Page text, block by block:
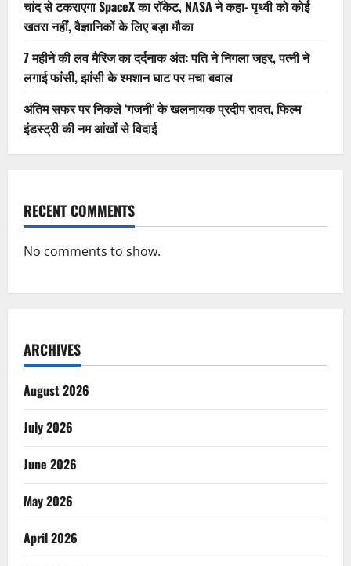
चांद से टकराएगा SpaceX का रॉकेट, NASA ने कहा- पृथ्वी को कोई
खतरा नहीं, वैज्ञानिकों के लिए बड़ा मौका
7 महीने की लव मैरिज का दर्दनाक अंत: पति ने निगला जहर, पत्नी ने
लगाई फांसी, झांसी के श्मशान घाट पर मचा बवाल
अंतिम सफर पर निकले ‘गजनी’ के खलनायक प्रदीप रावत, फिल्म
इंडस्ट्री की नम आंखों से विदाई
RECENT COMMENTS
No comments to show.
ARCHIVES
August 2026
July 2026
June 2026
May 2026
April 2026